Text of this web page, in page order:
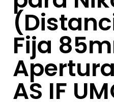
Fija
AS IF